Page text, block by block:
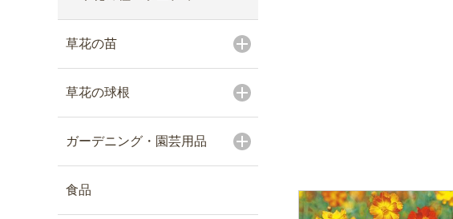
草花の苗
草花の球根
ガーデニング・園芸用品
食品